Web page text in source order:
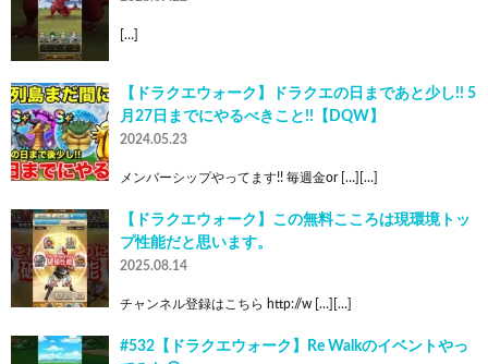
[…]
【ドラクエウォーク】ドラクエの日まであと少し!! 5
月27日までにやるべきこと!!【DQW】
2024.05.23
メンバーシップやってます!! 毎週金or […][…]
【ドラクエウォーク】この無料こころは現環境トッ
プ性能だと思います。
2025.08.14
チャンネル登録はこちら http://w […][…]
#532【ドラクエウォーク】Re Walkのイベントやっ